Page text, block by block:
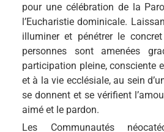
pour une célébration de la
l’Eucharistie dominicale.
illuminer et pénétrer le concret
personnes sont amenées
participation pleine, consciente
et à la vie ecclésiale, au sein
se donnent et se vérifient
aimé et le pardon.
Les Communautés